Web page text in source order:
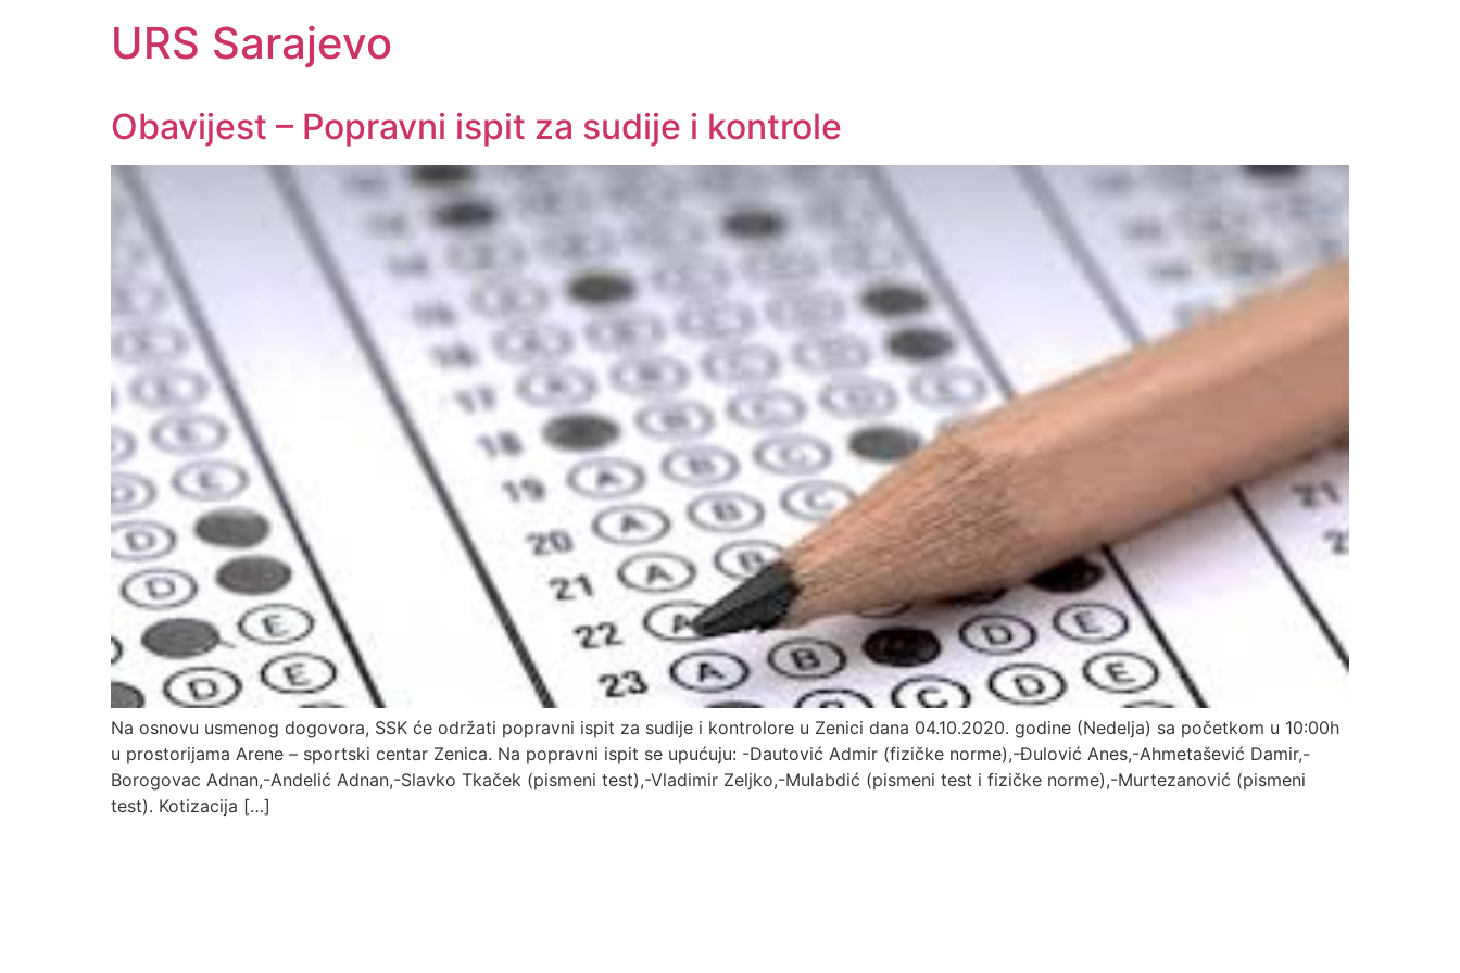
URS Sarajevo
Obavijest – Popravni ispit za sudije i kontrole
Na osnovu usmenog dogovora, SSK će održati popravni ispit za sudije i kontrolore u Zenici dana 04.10.2020. godine (Nedelja) sa početkom u 10:00h
u prostorijama Arene – sportski centar Zenica. Na popravni ispit se upućuju: -Dautović Admir (fizičke norme),-Đulović Anes,-Ahmetašević Damir,-
Borogovac Adnan,-Andelić Adnan,-Slavko Tkaček (pismeni test),-Vladimir Zeljko,-Mulabdić (pismeni test i fizičke norme),-Murtezanović (pismeni
test). Kotizacija […]